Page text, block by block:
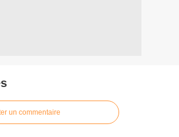
un commentaire